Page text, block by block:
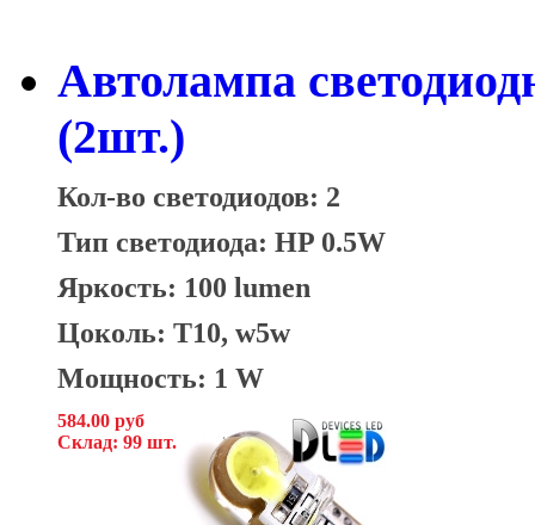
Автолампа
(2шт.)
Кол-во светодиодов: 2
Тип светодиода: HP 0.5W
Яркость: 100 lumen
Цоколь: T10, w5w
Мощность: 1 W
584.00 руб
Склад: 99 шт.